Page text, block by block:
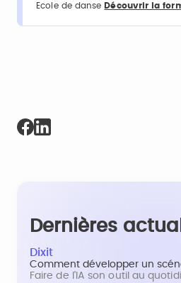
Ecole de danse Découvrir la
Dernières
Dixit
Comment développer un
Faire de l'IA son outil au